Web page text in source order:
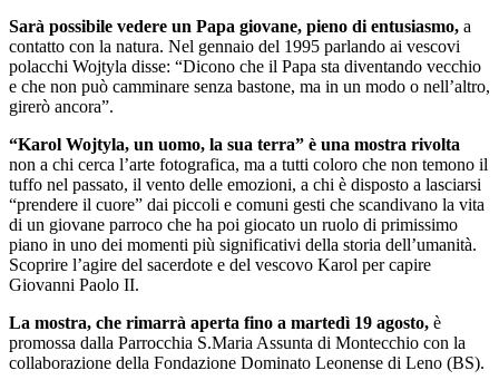
Sarà possibile vedere un Papa giovane, pieno di entusiasmo, a
contatto con la natura. Nel gennaio del 1995 parlando ai vescovi
polacchi Wojtyla disse: “Dicono che il Papa sta diventando vecchio
e che non può camminare senza bastone, ma in un modo o nell’altro,
girerò ancora”.
“Karol Wojtyla, un uomo, la sua terra” è una mostra rivolta
non a chi cerca l’arte fotografica, ma a tutti coloro che non temono il
tuffo nel passato, il vento delle emozioni, a chi è disposto a lasciarsi
“prendere il cuore” dai piccoli e comuni gesti che scandivano la vita
di un giovane parroco che ha poi giocato un ruolo di primissimo
piano in uno dei momenti più significativi della storia dell’umanità.
Scoprire l’agire del sacerdote e del vescovo Karol per capire
Giovanni Paolo II.
La mostra, che rimarrà aperta fino a martedì 19 agosto, è
promossa dalla Parrocchia S.Maria Assunta di Montecchio con la
collaborazione della Fondazione Dominato Leonense di Leno (BS).